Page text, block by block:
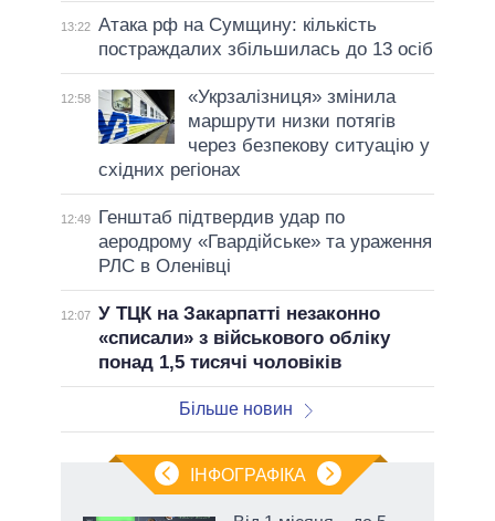
13:22 Атака рф на Сумщину: кількість
постраждалих збільшилась до 13 осіб
12:58
«Укрзалізниця» змінила
маршрути низки потягів
через безпекову ситуацію у
східних регіонах
12:49
Генштаб підтвердив удар по
аеродрому «Гвардійське» та ураження
РЛС в Оленівці
12:07 У ТЦК на Закарпатті незаконно
«списали» з військового обліку
понад 1,5 тисячі чоловіків
Більше новин
ІНФОГРАФІКА